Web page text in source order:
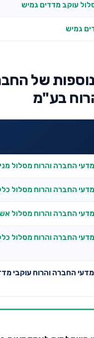
עוקב מדדים גמיש
גמיש
של
בע"מ
החברה והרוח מסלול
החברה והרוח מסלול
החברה והרוח מסלול
החברה והרוח מסלול
החברה והרוח עוקבי